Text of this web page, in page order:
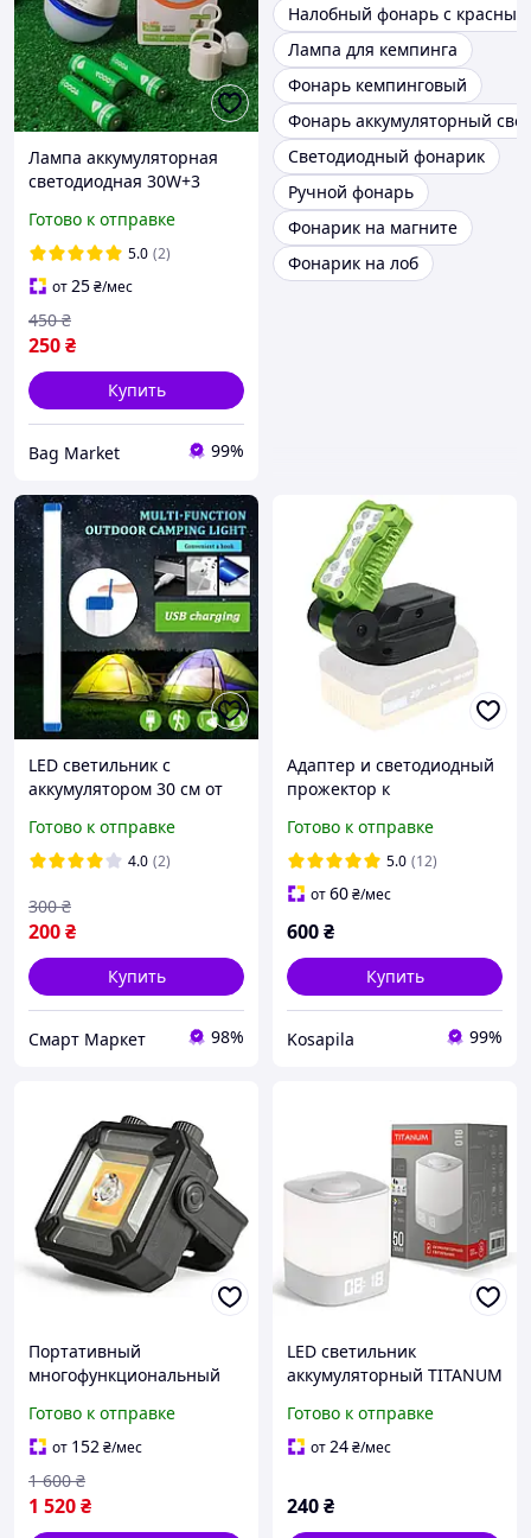
Лампа аккумуляторная
светодиодная 30W+3
автономная аварийная
FA-6930
Готово к отправке
5.0 (2)
от25₴/мес
250₴
450 ₴
Купить
Bag Market 99%
Налобный фонарь с красным
Лампа для кемпинга
Фонарь кемпинговый
Фонарь аккумуляторный
Светодиодный фонарик
Ручной фонарь
Фонарик на магните
Фонарик на лоб
LED светильник с
аккумулятором 30 см от
перезаряжаемый,
автономный,
Готово к отправке
4.0 (2)
200₴
300 ₴
Купить
Смарт Маркет 98%
Адаптер и светодиодный
прожектор к
LL20
Готово к отправке
5.0 (12)
от60₴/мес
600₴
Купить
Kosapila 99%
Портативный
многофункциональный
1500Lm 5000K
Готово к отправке
от 152₴/мес
1 520₴
1 600 ₴
LED светильник
аккумуляторный TITANUM
Готово к отправке
от24₴/мес
240₴